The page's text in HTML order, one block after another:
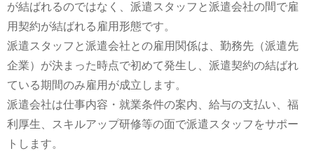
が結ばれるのではなく、派遣スタッフと派遣会社の間で雇
用契約が結ばれる雇用形態です。
派遣スタッフと派遣会社との雇用関係は、勤務先（派遣先
企業）が決まった時点で初めて発生し、派遣契約の結ばれ
ている期間のみ雇用が成立します。
派遣会社は仕事内容・就業条件の案内、給与の支払い、福
利厚生、スキルアップ研修等の面で派遣スタッフをサポー
トします。